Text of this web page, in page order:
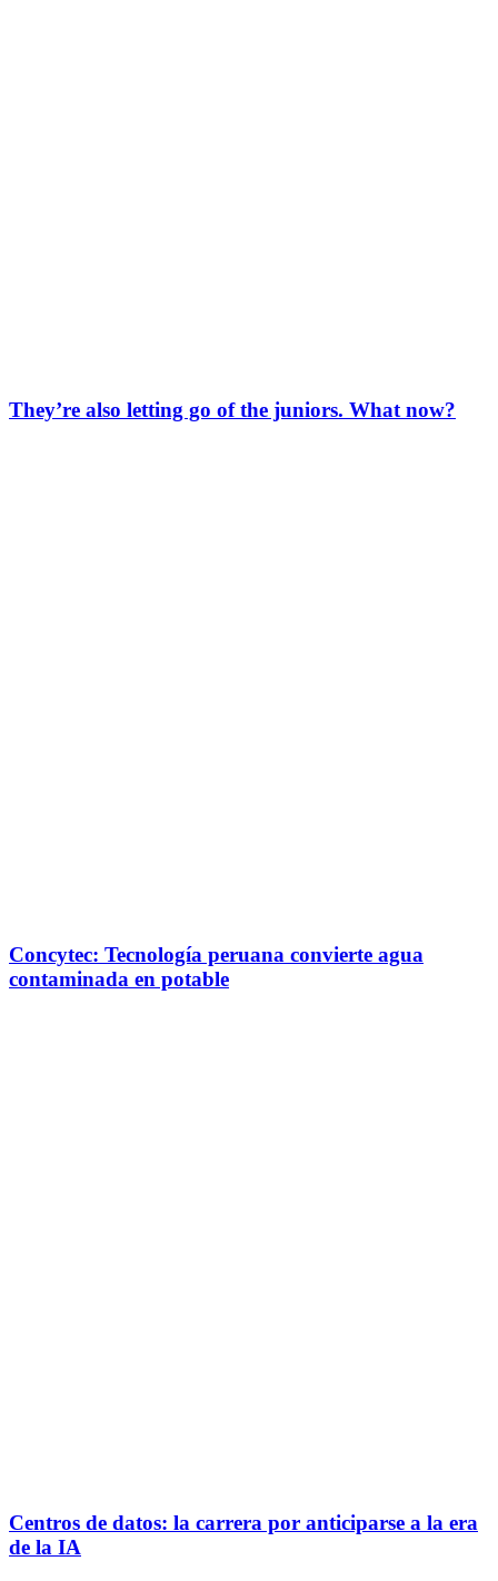
They’re also letting go of the juniors. What now?
Concytec: Tecnología peruana convierte agua
contaminada en potable
Centros de datos: la carrera por anticiparse a la era
de la IA